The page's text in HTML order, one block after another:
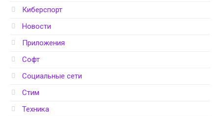
Киберспорт
Новости
Приложения
Софт
Социальные сети
Стим
Техника